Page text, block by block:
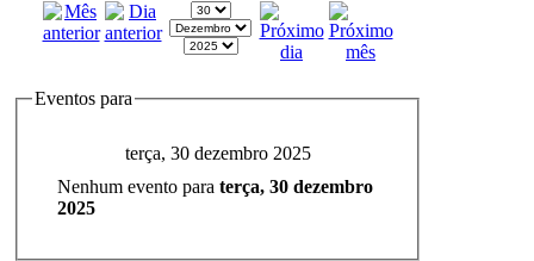
Eventos para
terça, 30 dezembro 2025
Nenhum evento para terça, 30 dezembro
2025